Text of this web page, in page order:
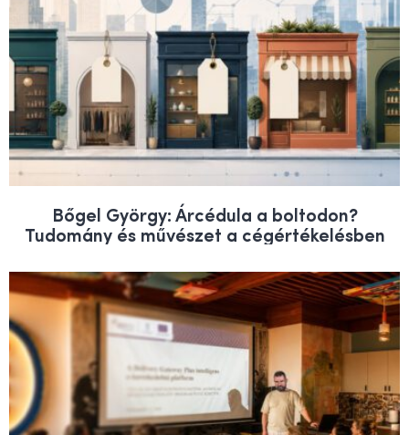
Bőgel György: Árcédula a boltodon?
Tudomány és művészet a cégértékelésben